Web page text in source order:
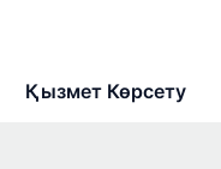
Қызмет Көрсету